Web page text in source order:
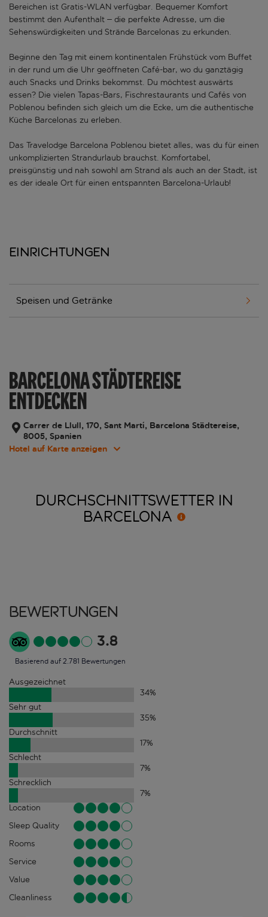
Bereichen ist Gratis-WLAN verfügbar. Bequemer Komfort
bestimmt den Aufenthalt – die perfekte Adresse, um die
Sehenswürdigkeiten und Strände Barcelonas zu erkunden.
Beginne den Tag mit einem kontinentalen Frühstück vom Buffet
in der rund um die Uhr geöffneten Café-bar, wo du ganztägig
auch Snacks und Drinks bekommst. Du möchtest auswärts
essen? Die vielen Tapas-Bars, Fischrestaurants und Cafés von
Poblenou befinden sich gleich um die Ecke, um die authentische
Küche Barcelonas zu erleben.
Das Travelodge Barcelona Poblenou bietet alles, was du für einen
unkomplizierten Strandurlaub brauchst. Komfortabel,
preisgünstig und nah sowohl am Strand als auch an der Stadt, ist
es der ideale Ort für einen entspannten Barcelona-Urlaub!
Einrichtungen
Speisen und Getränke
BARCELONA STÄDTEREISE
ENTDECKEN
Carrer de Llull, 170, Sant Martí, Barcelona Städtereise,
8005, Spanien
Hotel auf Karte anzeigen
DURCHSCHNITTSWETTER IN
BARCELONA
Bewertungen
3.8
Basierend auf 2.781 Bewertungen
Ausgezeichnet
34%
Sehr gut
35%
Durchschnitt
17%
Schlecht
7%
Schrecklich
7%
Location
Sleep Quality
Rooms
Service
Value
Cleanliness